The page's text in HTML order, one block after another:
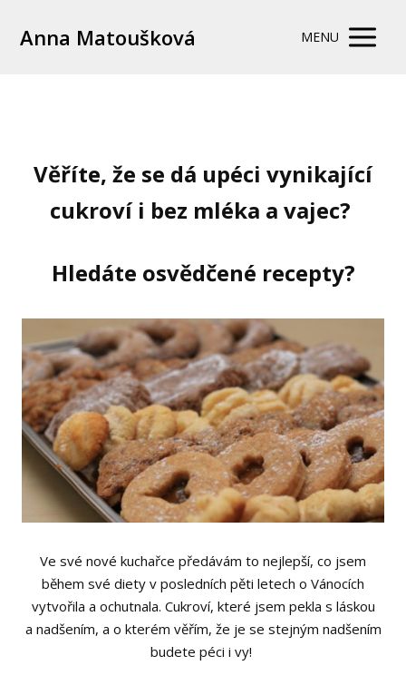
Anna Matoušková MENU
Věříte, že se dá upéci vynikající
cukroví i bez mléka a vajec?
Hledáte osvědčené recepty?
Ve své nové kuchařce předávám to nejlepší, co jsem
během své diety v posledních pěti letech o Vánocích
vytvořila a ochutnala. Cukroví, které jsem pekla s láskou
a nadšením, a o kterém věřím, že je se stejným nadšením
budete péci i vy!